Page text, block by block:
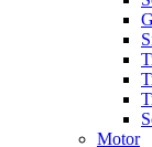
Motor